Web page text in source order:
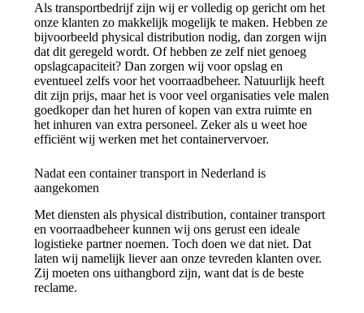
Als transportbedrijf zijn wij er volledig op gericht om het
onze klanten zo makkelijk mogelijk te maken. Hebben ze
bijvoorbeeld physical distribution nodig, dan zorgen wijn
dat dit geregeld wordt. Of hebben ze zelf niet genoeg
opslagcapaciteit? Dan zorgen wij voor opslag en
eventueel zelfs voor het voorraadbeheer. Natuurlijk heeft
dit zijn prijs, maar het is voor veel organisaties vele malen
goedkoper dan het huren of kopen van extra ruimte en
het inhuren van extra personeel. Zeker als u weet hoe
efficiënt wij werken met het containervervoer.
Nadat een container transport in Nederland is
aangekomen
Met diensten als physical distribution, container transport
en voorraadbeheer kunnen wij ons gerust een ideale
logistieke partner noemen. Toch doen we dat niet. Dat
laten wij namelijk liever aan onze tevreden klanten over.
Zij moeten ons uithangbord zijn, want dat is de beste
reclame.